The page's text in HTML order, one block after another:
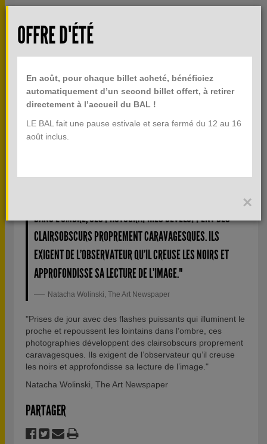
Aller au contenu principal
TOGGLE
NAVIGATION
MENU
BILLETTERIE
THE ART NEWSPAPER
"PRISES DE JOUR AVEC DES FLASHES PUISSANTS QUI
DANS L’OMBRE, CES PHOTOGRAPHIES DÉVELOPPENT DES
CLAIRSOBSCURS PROPREMENT CARAVAGESQUES. ILS
EXIGENT DE L’OBSERVATEUR QU’IL CREUSE LES NOIRS ET
APPROFONDISSE SA LECTURE DE L’IMAGE."
Natacha Wolinski, The Art Newspaper
"Prises de jour avec des flashes puissants qui illuminent le
proche et repoussent les lointains dans l’ombre, ces
photographies développent des clairsobscurs proprement
caravagesques. Ils exigent de l’observateur qu’il creuse
les noirs et approfondisse sa lecture de l’image."
Natacha Wolinski, The Art Newspaper
PARTAGER
OFFRE D'ÉTÉ
En août, pour chaque billet acheté, bénéficiez
automatiquement d’un second billet offert, à retirer
directement à l’accueil du BAL !
LE BAL fait une pause estivale et sera fermé du 12 au 16
août inclus.
×